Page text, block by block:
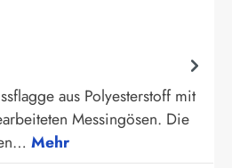
aus Polyesterstoff mit
Messingösen. Die
Mehr